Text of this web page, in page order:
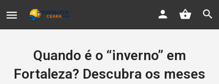
Quando é o “inverno” em
Fortaleza? Descubra os meses